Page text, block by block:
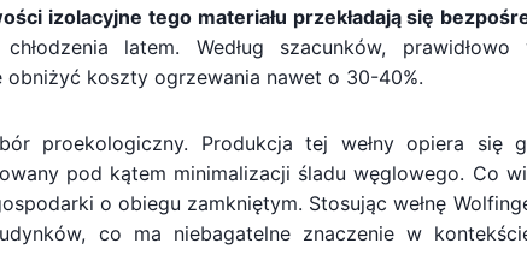
izolacyjne tego materiału przekładają się
latem. Według szacunków,
koszty ogrzewania nawet o 30-40%.
proekologiczny. Produkcja tej wełny opiera się
pod kątem minimalizacji śladu węglowego. Co
o obiegu zamkniętym. Stosując wełnę
co ma niebagatelne znaczenie w